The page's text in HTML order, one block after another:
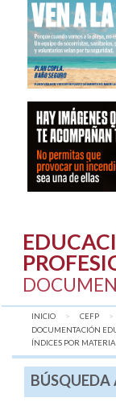
INICIO CEFP
DOCUMENTACIÓN
AQUÍ:
ÍNDICES POR